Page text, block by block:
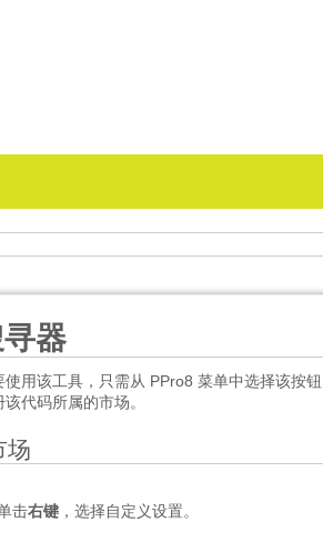
器
用该工具，只需从 PPro8 菜单中选择该按钮
代码所属的市场。
场
击右键 ，选择自定义设置。